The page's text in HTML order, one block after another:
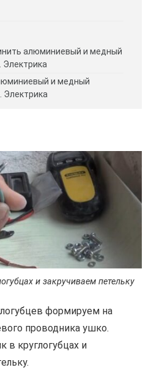
алюминиевый и медный
Электрика
и медный
Электрика
и закручиваем петельку
формируем на
проводника ушко.
в круглогубцах и